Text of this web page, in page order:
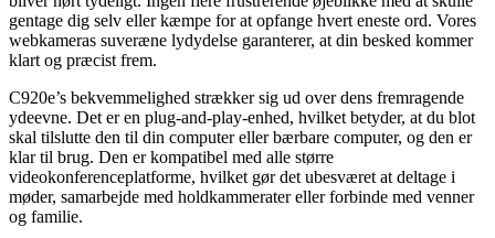
gentage dig selv eller kæmpe for at opfange hvert eneste ord. Vores
webkameras suveræne lydydelse garanterer, at din besked kommer
klart og præcist frem.
C920e’s bekvemmelighed strækker sig ud over dens fremragende
ydeevne. Det er en plug-and-play-enhed, hvilket betyder, at du blot
skal tilslutte den til din computer eller bærbare computer, og den er
klar til brug. Den er kompatibel med alle større
videokonferenceplatforme, hvilket gør det ubesværet at deltage i
møder, samarbejde med holdkammerater eller forbinde med venner
og familie.